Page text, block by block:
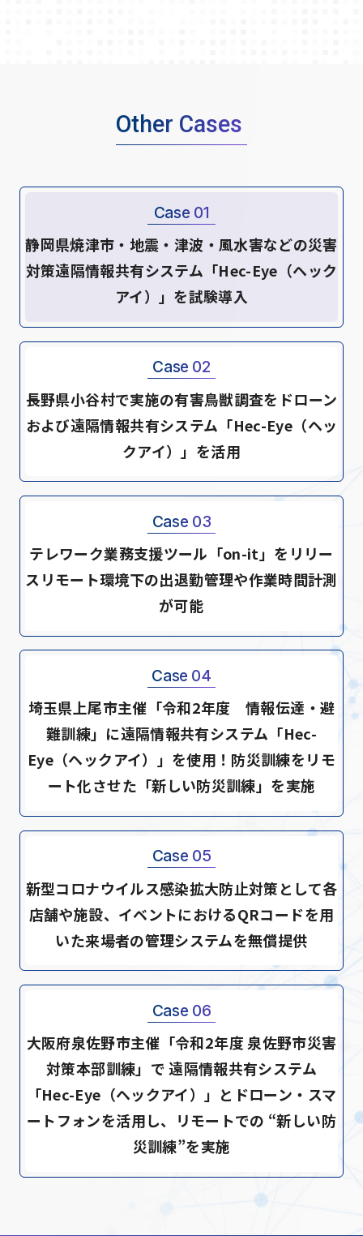
Other Cases
Case 01
静岡県焼津市・地震・津波・風水害などの災害
対策遠隔情報共有システム「Hec-Eye（ヘック
アイ）」を試験導入
Case 02
長野県小谷村で実施の有害鳥獣調査をドローン
および遠隔情報共有システム「Hec-Eye（ヘッ
クアイ）」を活用
Case 03
テレワーク業務支援ツール「on-it」をリリー
スリモート環境下の出退勤管理や作業時間計測
が可能
Case 04
埼玉県上尾市主催「令和2年度 情報伝達・避
難訓練」に遠隔情報共有システム「Hec-
Eye（ヘックアイ）」を使用！防災訓練をリモ
ート化させた「新しい防災訓練」を実施
Case 05
新型コロナウイルス感染拡大防止対策として各
店舗や施設、イベントにおけるQRコードを用
いた来場者の管理システムを無償提供
Case 06
大阪府泉佐野市主催「令和2年度 泉佐野市災害
対策本部訓練」で 遠隔情報共有システム
「Hec-Eye（ヘックアイ）」とドローン・スマ
ートフォンを活用し、リモートでの “新しい防
災訓練”を実施